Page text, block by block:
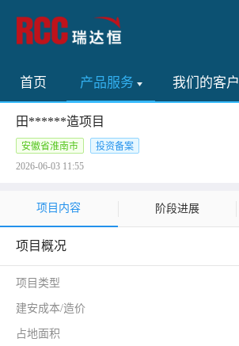
首页 产品服务 我们的客户
田******造项目
安徽省淮南市
投资备案
2026-06-03 11:55
项目内容 阶段进展
项目概况
项目类型
建安成本/造价
占地面积